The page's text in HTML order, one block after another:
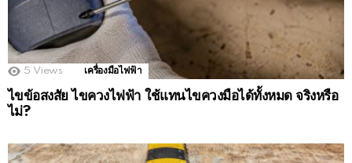
5 Views เครื่องมือไฟฟ้า
ไขข้อสงสัย ไขควงไฟฟ้า ใช้แทนไขควงมือได้ทั้งหมด จริงหรือ
ไม่?